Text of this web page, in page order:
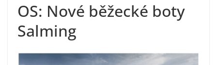
OS: Nové běžecké boty
Salming